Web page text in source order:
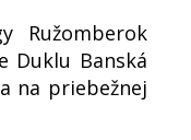
Ružomberok
Duklu Banská
na priebežnej